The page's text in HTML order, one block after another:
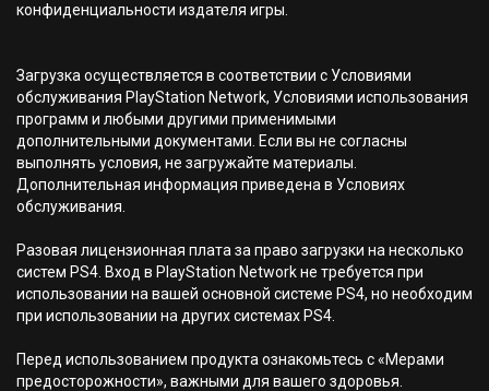
конфиденциальности издателя игры.
Загрузка осуществляется в соответствии с Условиями
обслуживания PlayStation Network, Условиями использования
программ и любыми другими применимыми
дополнительными документами. Если вы не согласны
выполнять условия, не загружайте материалы.
Дополнительная информация приведена в Условиях
обслуживания.
Разовая лицензионная плата за право загрузки на несколько
систем PS4. Вход в PlayStation Network не требуется при
использовании на вашей основной системе PS4, но необходим
при использовании на других системах PS4.
Перед использованием продукта ознакомьтесь с «Мерами
предосторожности», важными для вашего здоровья.